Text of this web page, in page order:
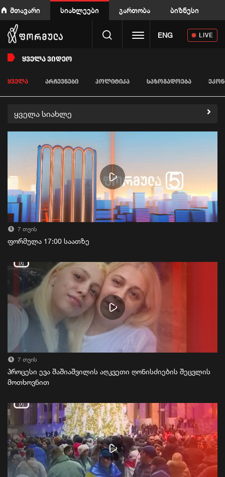
მთავარი სიახლეები გართობა ბიზნესი
Toggle navigation
ENG LIVE
ᲧᲕᲔᲚᲐ ᲕᲘᲓᲔᲝ
ᲧᲕᲔᲚᲐ ᲐᲠᲩᲔᲕᲜᲔᲑᲘ ᲞᲝᲚᲘᲢᲘᲙᲐ ᲡᲐᲖᲝᲒᲐᲓᲝᲔᲑᲐ
ყველა სიახლე
7 თვის
ფორმულა 17:00 საათზე
7 თვის
პროცესი ევა შაშიაშვილის აღკვეთი ღონისძიების შეცვლის
მოთხოვნით